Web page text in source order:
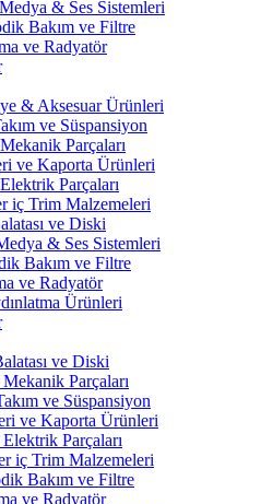
& Ses Sistemleri
Bakım ve Filtre
ve Radyatör
& Aksesuar Ürünleri
ve Süspansiyon
Parçaları
ve Kaporta Ürünleri
Parçaları
iç Trim Malzemeleri
ve Diski
& Ses Sistemleri
Bakım ve Filtre
ve Radyatör
Ürünleri
ve Diski
Parçaları
ve Süspansiyon
ve Kaporta Ürünleri
Parçaları
iç Trim Malzemeleri
Bakım ve Filtre
ve Radyatör